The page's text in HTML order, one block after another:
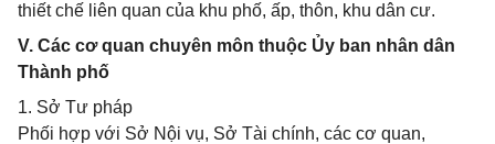
thiết chế liên quan của khu phố, ấp, thôn, khu dân cư.
V. Các cơ quan chuyên môn thuộc Ủy ban nhân dân
Thành phố
1. Sở Tư pháp
Phối hợp với Sở Nội vụ, Sở Tài chính, các cơ quan,